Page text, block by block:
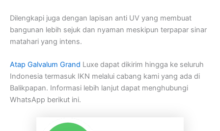
Dilengkapi juga dengan lapisan anti UV yang membuat
bangunan lebih sejuk dan nyaman meskipun terpapar sinar
matahari yang intens.
Atap Galvalum Grand Luxe dapat dikirim hingga ke seluruh
Indonesia termasuk IKN melalui cabang kami yang ada di
Balikpapan. Informasi lebih lanjut dapat menghubungi
WhatsApp berikut ini.